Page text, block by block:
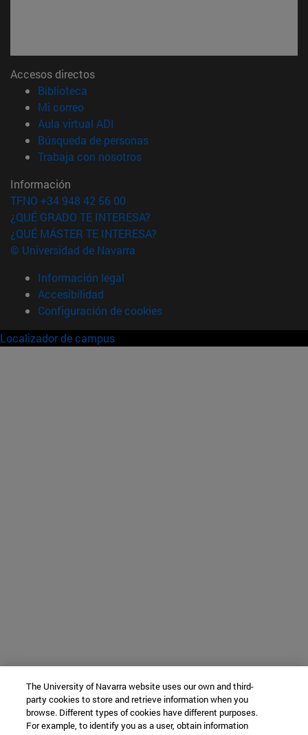
Accesos directos
Biblioteca
Mi correo(abre en nueva ventana)
Aula virtual ADI
Búsqueda de personas(abre en nueva ventana)
Trabaja con nosotros(abre en nueva ventana)
Información
TFNO +34 948 42 56 00
¿QUÉ GRADO TE INTERESA?
¿QUÉ MÁSTER TE INTERESA?
© Universidad de Navarra
Información legal
Accesibilidad
Configuración de cookies
Localizador de campus
The University of Navarra website uses our own and third-
party cookies to store and retrieve information when you
browse. Different types of cookies have different purposes.
For example, to identify you as a user, obtain information